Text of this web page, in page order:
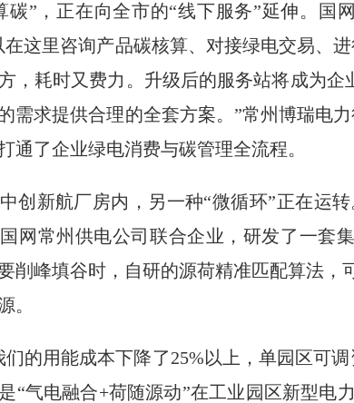
碳”，正在向全市的“线下服务”延伸。国
在这里咨询产品碳核算、对接绿电交易、
，耗时又费力。升级后的服务站将成为
需求提供合理的全套方案。”常州博瑞电
通了企业绿电消费与碳管理全流程。
创新航厂房内，另一种“微循环”正在运
网常州供电公司联合企业，研发了一套
削峰填谷时，自研的源荷精准匹配算法
。
们的用能成本下降了25%以上，单园区可
“气电融合+荷随源动”在工业园区新型电